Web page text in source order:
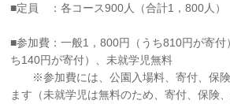
■定員 ：各コース900人（合計1，800人）
■参加費：一般1，800円（うち810円が寄付
ち140円が寄付）、未就学児無料
※参加費には、公園入場料、寄付、保険
ます（未就学児は無料のため、寄付、保険